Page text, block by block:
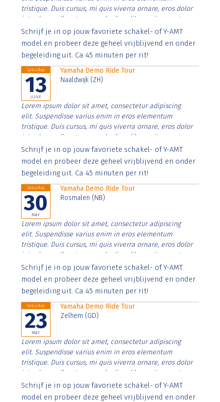
tristique. Duis cursus, mi quis viverra ornare, eros dolor
interdum nulla, ut commodo diam libero vitae erat.
Aenean faucibus nibh et justo cursus id rutrum lorem
imperdiet. Nunc ut sem vitae risus tristique posuere.
Schrijf je in op jouw favoriete schakel- of Y-AMT
model en probeer deze geheel vrijblijvend en onder
begeleiding uit. Ca 45 minuten per rit!
Saturday
13
JUNE
Yamaha Demo Ride Tour
Naaldwijk (ZH)
Lorem ipsum dolor sit amet, consectetur adipiscing
elit. Suspendisse varius enim in eros elementum
tristique. Duis cursus, mi quis viverra ornare, eros dolor
interdum nulla, ut commodo diam libero vitae erat.
Aenean faucibus nibh et justo cursus id rutrum lorem
imperdiet. Nunc ut sem vitae risus tristique posuere.
Schrijf je in op jouw favoriete schakel- of Y-AMT
model en probeer deze geheel vrijblijvend en onder
begeleiding uit. Ca 45 minuten per rit!
Saturday
30
MAY
Yamaha Demo Ride Tour
Rosmalen (NB)
Lorem ipsum dolor sit amet, consectetur adipiscing
elit. Suspendisse varius enim in eros elementum
tristique. Duis cursus, mi quis viverra ornare, eros dolor
interdum nulla, ut commodo diam libero vitae erat.
Aenean faucibus nibh et justo cursus id rutrum lorem
imperdiet. Nunc ut sem vitae risus tristique posuere.
Schrijf je in op jouw favoriete schakel- of Y-AMT
model en probeer deze geheel vrijblijvend en onder
begeleiding uit. Ca 45 minuten per rit!
Saturday
23
MAY
Yamaha Demo Ride Tour
Zelhem (GD)
Lorem ipsum dolor sit amet, consectetur adipiscing
elit. Suspendisse varius enim in eros elementum
tristique. Duis cursus, mi quis viverra ornare, eros dolor
interdum nulla, ut commodo diam libero vitae erat.
Aenean faucibus nibh et justo cursus id rutrum lorem
imperdiet. Nunc ut sem vitae risus tristique posuere.
Schrijf je in op jouw favoriete schakel- of Y-AMT
model en probeer deze geheel vrijblijvend en onder